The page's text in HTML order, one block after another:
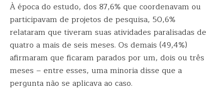
À época do estudo, dos 87,6% que coordenavam ou
participavam de projetos de pesquisa, 50,6%
relataram que tiveram suas atividades paralisadas de
quatro a mais de seis meses. Os demais (49,4%)
afirmaram que ficaram parados por um, dois ou três
meses – entre esses, uma minoria disse que a
pergunta não se aplicava ao caso.